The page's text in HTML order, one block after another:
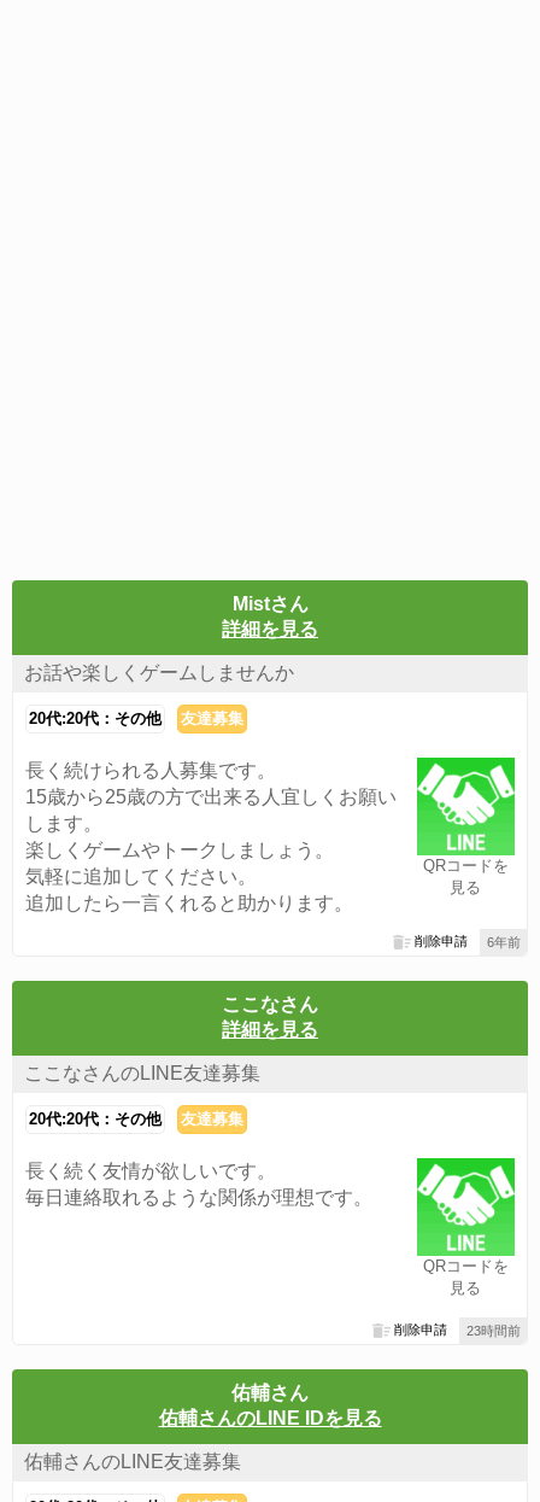
Mistさん
詳細を見る
お話や楽しくゲームしませんか
20代:20代：その他 友達募集
QRコードを
見る
長く続けられる人募集です。
15歳から25歳の方で出来る人宜しくお願い
します。
楽しくゲームやトークしましょう。
気軽に追加してください。
追加したら一言くれると助かります。
6年前
削除申請
ここなさん
詳細を見る
ここなさんのLINE友達募集
20代:20代：その他 友達募集
QRコードを
見る
長く続く友情が欲しいです。
毎日連絡取れるような関係が理想です。
23時間前
削除申請
佑輔さん
佑輔さんのLINE IDを見る
佑輔さんのLINE友達募集